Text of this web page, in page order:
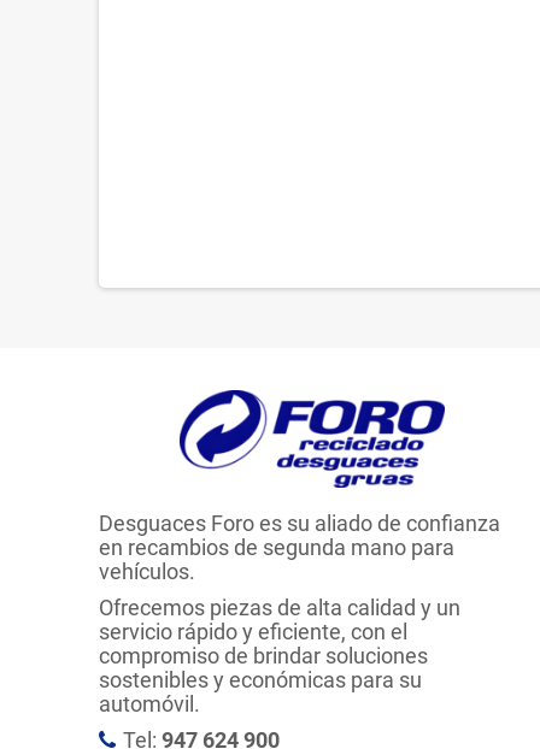
Desguaces Foro es su aliado de confianza
en recambios de segunda mano para
vehículos.
Ofrecemos piezas de alta calidad y un
servicio rápido y eficiente, con el
compromiso de brindar soluciones
sostenibles y económicas para su
automóvil.
Tel: 947 624 900